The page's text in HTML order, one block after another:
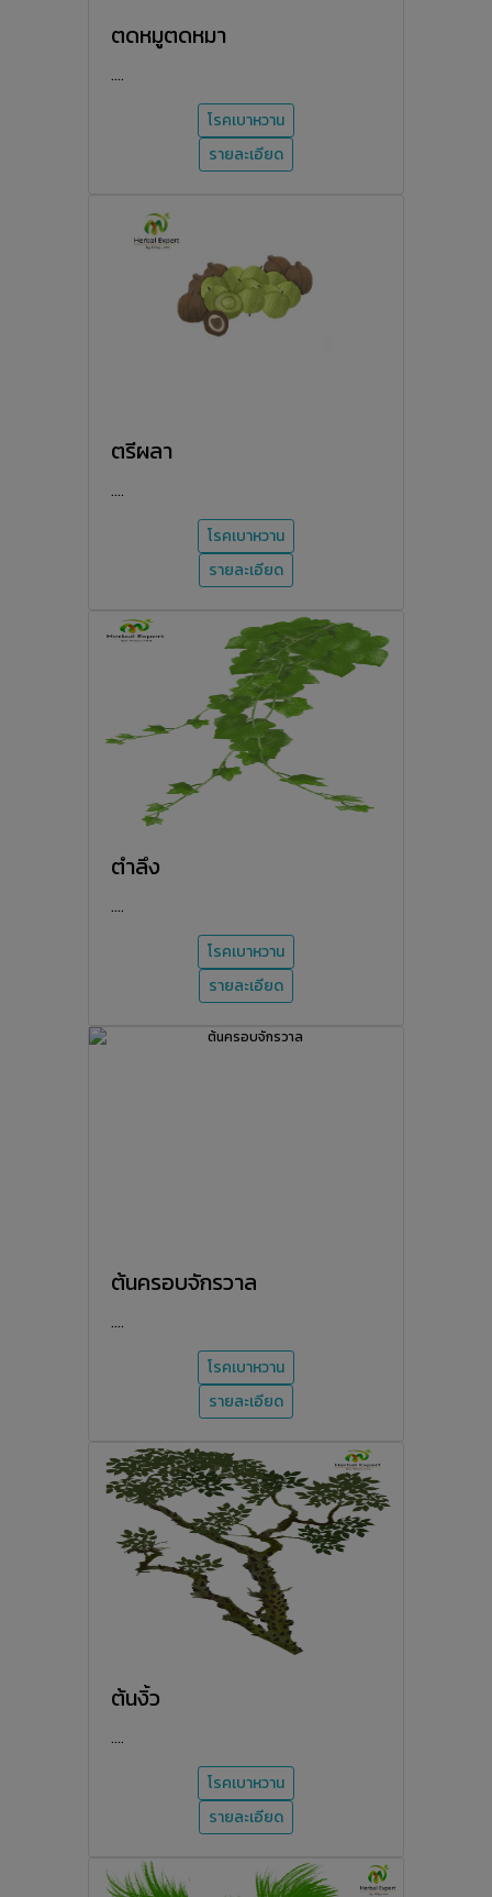
ตดหมูตดหมา
....
โรคเบาหวาน
รายละเอียด
ตรีผลา
....
โรคเบาหวาน
รายละเอียด
ตำลึง
....
โรคเบาหวาน
รายละเอียด
ต้นครอบจักรวาล
....
โรคเบาหวาน
รายละเอียด
ต้นงิ้ว
....
โรคเบาหวาน
รายละเอียด